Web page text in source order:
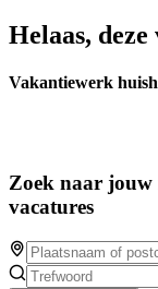
Helaas,
Vakantiewerk
Zoek naar jouw
vacatures